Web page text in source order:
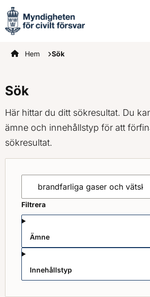
Startsidan
Hem Sök
Sök
Här hittar du ditt sökresultat. Du
ämne och innehållstyp för att
sökresultat.
Filtrera
Ämne
Innehållstyp